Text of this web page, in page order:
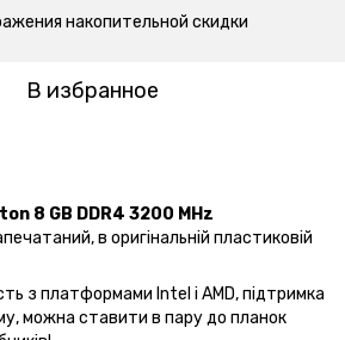
накопительной скидки
В избранное
8 GB DDR4 3200 MHz
в оригінальній пластиковій
з платформами Intel і AMD, підтримка
можна ставити в пару до планок